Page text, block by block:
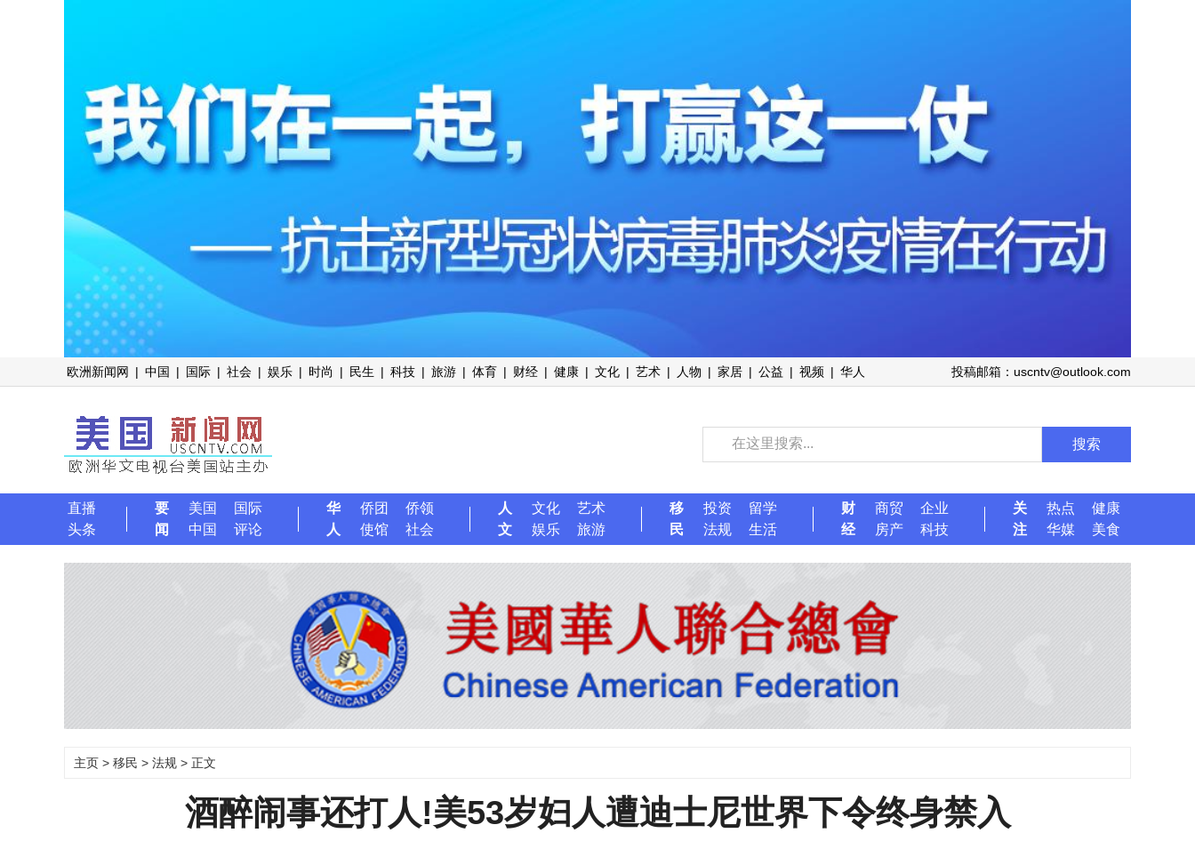
欧洲新闻网 | 中国 | 国际 | 社会 | 娱乐 | 时尚 | 民生 | 科技 | 旅游 | 体育 | 财经 | 健康 | 文化 | 艺术 | 人物 | 家居 | 公益 | 视频 | 华人 投稿邮箱：uscntv@outlook.com
搜索
直播
头条
要
闻
美国
国际
中国
评论
华
人
侨团
侨领
使馆
社会
人
文
文化
艺术
娱乐
旅游
移
民
投资
留学
法规
生活
财
经
商贸
企业
房产
科技
关
注
热点
健康
华媒
美食
主页 > 移民 > 法规 > 正文
酒醉闹事还打人!美53岁妇人遭迪士尼世界下令终身禁入